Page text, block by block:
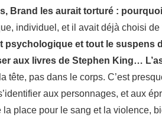
Brand les aurait torturé :
individuel, et il avait déjà choisi de
et tout le suspens
aux livres de Stephen King…
tête, pas dans le corps. C’est
aux personnages, et aux
la place pour le sang et la violence,